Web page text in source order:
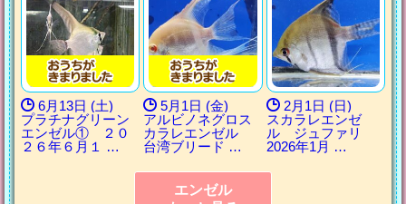
6月13日 (土)
プラチナグリーン
エンゼル① ２０
２６年６月１ …
5月1日 (金)
アルビノネグロス
カラレエンゼル
台湾ブリード …
2月1日 (日)
スカラレエンゼ
ル ジュファリ
2026年1月 …
エンゼル